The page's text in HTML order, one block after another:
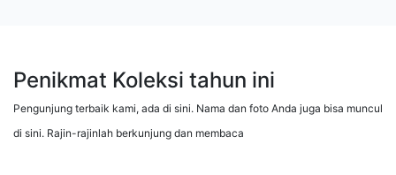
Penikmat Koleksi tahun ini
Pengunjung terbaik kami, ada di sini. Nama dan foto Anda juga bisa muncul
di sini. Rajin-rajinlah berkunjung dan membaca